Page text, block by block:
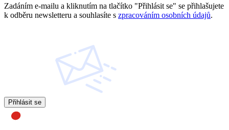
Zadáním e-mailu a kliknutím na tlačítko "Přihlásit se" se přihlašujete
k odběru newsletteru a souhlasíte s zpracováním osobních údajů.
Přihlásit se